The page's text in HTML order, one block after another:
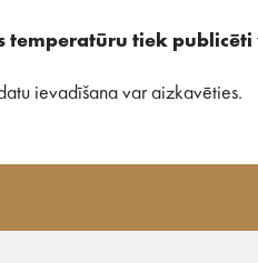
temperatūru tiek
ievadīšana var aizkavēties.